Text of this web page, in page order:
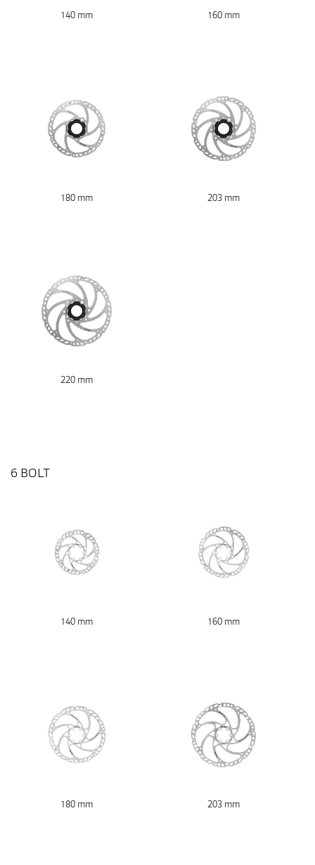
140 mm 160 mm
180 mm 203 mm
220 mm
6 BOLT
140 mm 160 mm
180 mm 203 mm